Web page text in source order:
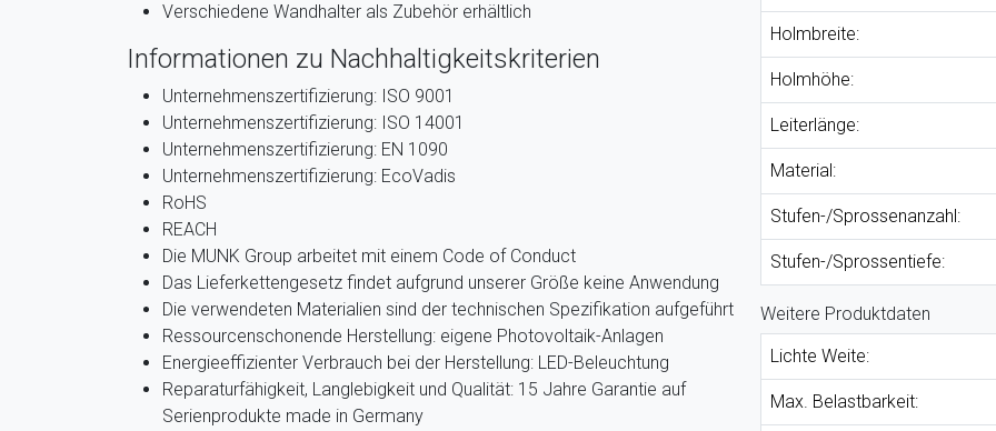
Verschiedene Wandhalter als Zubehör erhältlich
Informationen zu Nachhaltigkeitskriterien
Unternehmenszertifizierung: ISO 9001
Unternehmenszertifizierung: ISO 14001
Unternehmenszertifizierung: EN 1090
Unternehmenszertifizierung: EcoVadis
RoHS
REACH
Die MUNK Group arbeitet mit einem Code of Conduct
Das Lieferkettengesetz findet aufgrund unserer Größe keine Anwendung
Die verwendeten Materialien sind der technischen Spezifikation aufgeführt
Ressourcenschonende Herstellung: eigene Photovoltaik-Anlagen
Energieeffizienter Verbrauch bei der Herstellung: LED-Beleuchtung
Reparaturfähigkeit, Langlebigkeit und Qualität: 15 Jahre Garantie auf
Serienprodukte made in Germany
Holmbreite:
Holmhöhe:
Leiterlänge:
Material:
Stufen-/Sprossenanzahl:
Stufen-/Sprossentiefe:
Weitere Produktdaten
Lichte Weite:
Max. Belastbarkeit: